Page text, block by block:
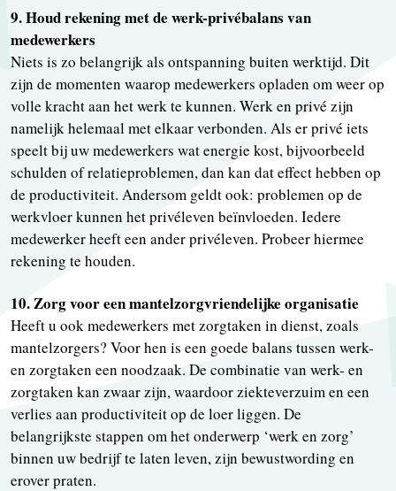
9. Houd rekening met de werk-privébalans van
medewerkers
Niets is zo belangrijk als ontspanning buiten werktijd. Dit
zijn de momenten waarop medewerkers opladen om weer op
volle kracht aan het werk te kunnen. Werk en privé zijn
namelijk helemaal met elkaar verbonden. Als er privé iets
speelt bij uw medewerkers wat energie kost, bijvoorbeeld
schulden of relatieproblemen, dan kan dat effect hebben op
de productiviteit. Andersom geldt ook: problemen op de
werkvloer kunnen het privéleven beïnvloeden. Iedere
medewerker heeft een ander privéleven. Probeer hiermee
rekening te houden.
10. Zorg voor een mantelzorgvriendelijke organisatie
Heeft u ook medewerkers met zorgtaken in dienst, zoals
mantelzorgers? Voor hen is een goede balans tussen werk-
en zorgtaken een noodzaak. De combinatie van werk- en
zorgtaken kan zwaar zijn, waardoor ziekteverzuim en een
verlies aan productiviteit op de loer liggen. De
belangrijkste stappen om het onderwerp ‘werk en zorg’
binnen uw bedrijf te laten leven, zijn bewustwording en
erover praten.